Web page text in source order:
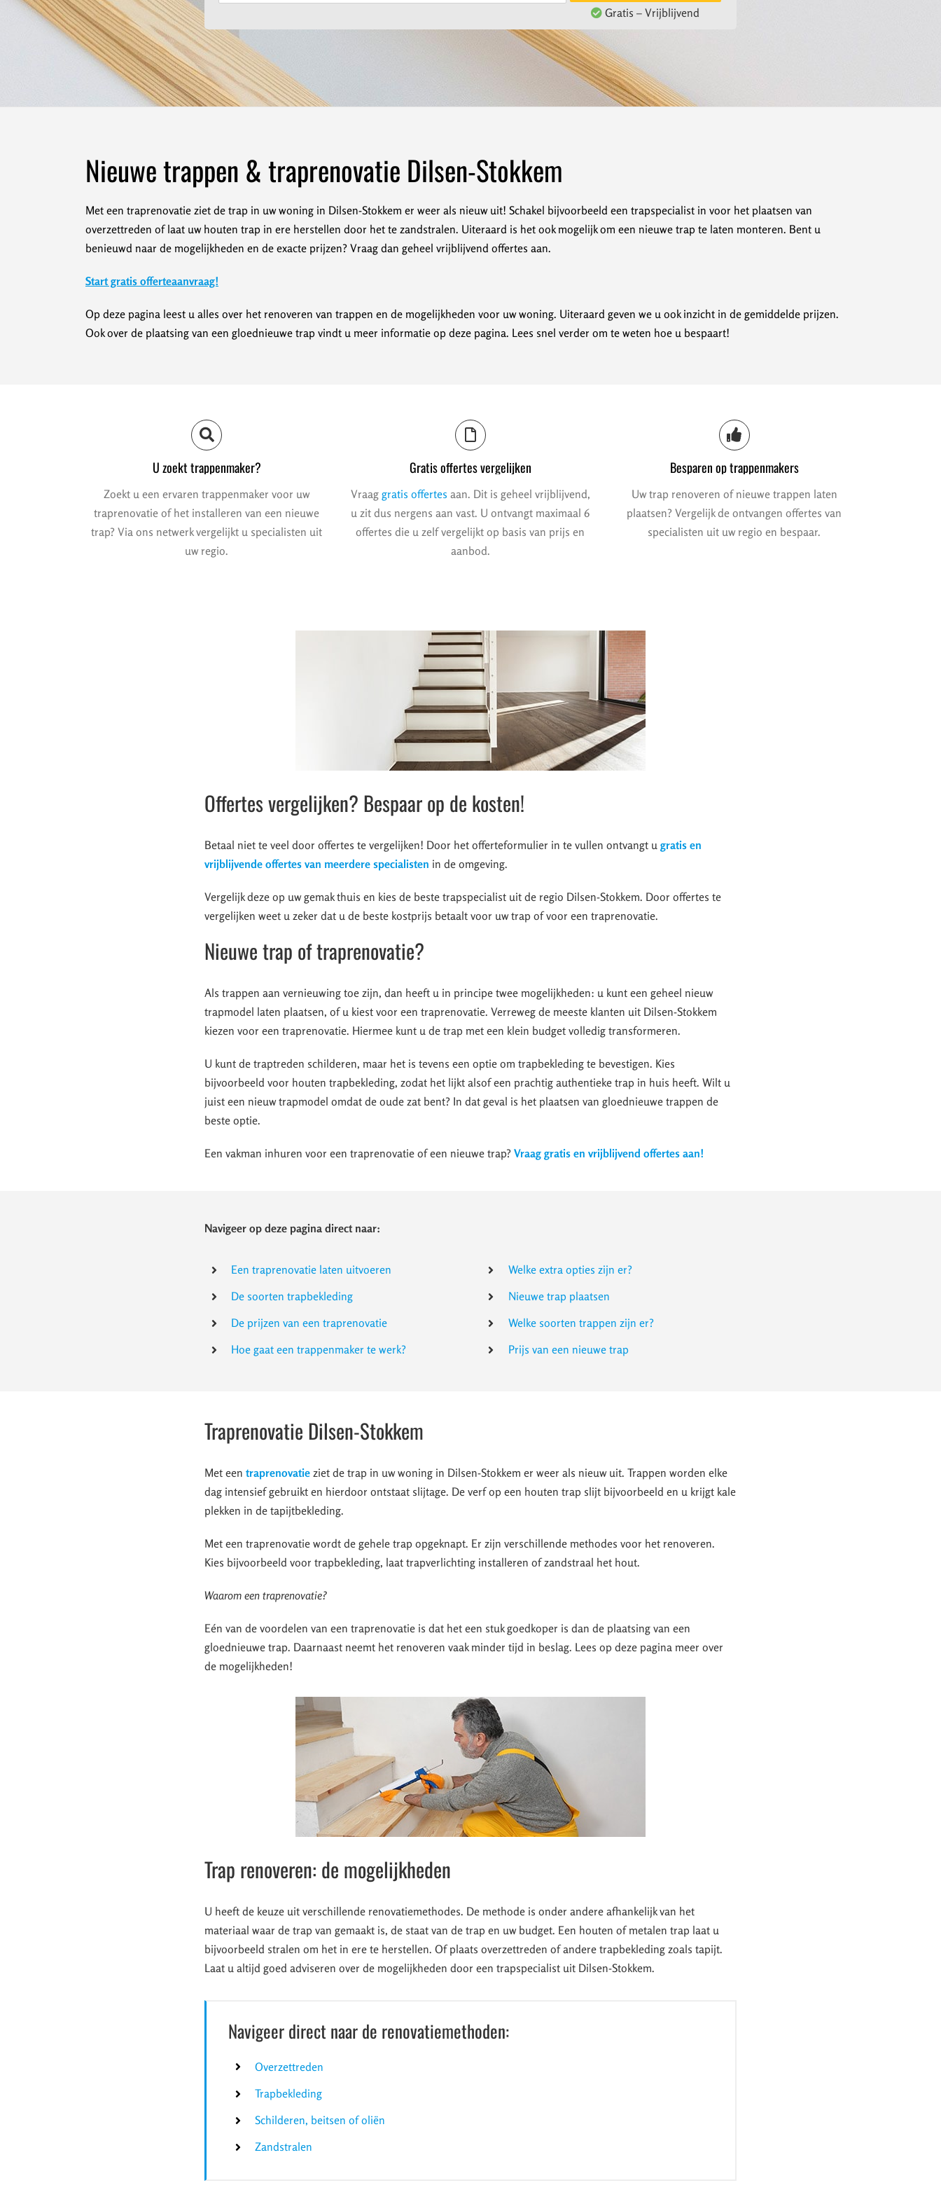
Gratis – Vrijblijvend
Nieuwe trappen & traprenovatie Dilsen-Stokkem
Met een traprenovatie ziet de trap in uw woning in Dilsen-Stokkem er weer als nieuw uit! Schakel bijvoorbeeld een trapspecialist in voor het plaatsen van
overzettreden of laat uw houten trap in ere herstellen door het te zandstralen. Uiteraard is het ook mogelijk om een nieuwe trap te laten monteren. Bent u
benieuwd naar de mogelijkheden en de exacte prijzen? Vraag dan geheel vrijblijvend offertes aan.
Start gratis offerteaanvraag!
Op deze pagina leest u alles over het renoveren van trappen en de mogelijkheden voor uw woning. Uiteraard geven we u ook inzicht in de gemiddelde prijzen.
Ook over de plaatsing van een gloednieuwe trap vindt u meer informatie op deze pagina. Lees snel verder om te weten hoe u bespaart!
U zoekt trappenmaker?
Zoekt u een ervaren trappenmaker voor uw
traprenovatie of het installeren van een nieuwe
trap? Via ons netwerk vergelijkt u specialisten uit
uw regio.
Gratis offertes vergelijken
Vraag gratis offertes aan. Dit is geheel vrijblijvend,
u zit dus nergens aan vast. U ontvangt maximaal 6
offertes die u zelf vergelijkt op basis van prijs en
aanbod.
Besparen op trappenmakers
Uw trap renoveren of nieuwe trappen laten
plaatsen? Vergelijk de ontvangen offertes van
specialisten uit uw regio en bespaar.
Offertes vergelijken? Bespaar op de kosten!
Betaal niet te veel door offertes te vergelijken! Door het offerteformulier in te vullen ontvangt u gratis en
vrijblijvende offertes van meerdere specialisten in de omgeving.
Vergelijk deze op uw gemak thuis en kies de beste trapspecialist uit de regio Dilsen-Stokkem. Door offertes te
vergelijken weet u zeker dat u de beste kostprijs betaalt voor uw trap of voor een traprenovatie.
Nieuwe trap of traprenovatie?
Als trappen aan vernieuwing toe zijn, dan heeft u in principe twee mogelijkheden: u kunt een geheel nieuw
trapmodel laten plaatsen, of u kiest voor een traprenovatie. Verreweg de meeste klanten uit Dilsen-Stokkem
kiezen voor een traprenovatie. Hiermee kunt u de trap met een klein budget volledig transformeren.
U kunt de traptreden schilderen, maar het is tevens een optie om trapbekleding te bevestigen. Kies
bijvoorbeeld voor houten trapbekleding, zodat het lijkt alsof een prachtig authentieke trap in huis heeft. Wilt u
juist een nieuw trapmodel omdat de oude zat bent? In dat geval is het plaatsen van gloednieuwe trappen de
beste optie.
Een vakman inhuren voor een traprenovatie of een nieuwe trap? Vraag gratis en vrijblijvend offertes aan!
Navigeer op deze pagina direct naar:
Een traprenovatie laten uitvoeren
De soorten trapbekleding
De prijzen van een traprenovatie
Hoe gaat een trappenmaker te werk?
Welke extra opties zijn er?
Nieuwe trap plaatsen
Welke soorten trappen zijn er?
Prijs van een nieuwe trap
Traprenovatie Dilsen-Stokkem
Met een traprenovatie ziet de trap in uw woning in Dilsen-Stokkem er weer als nieuw uit. Trappen worden elke
dag intensief gebruikt en hierdoor ontstaat slijtage. De verf op een houten trap slijt bijvoorbeeld en u krijgt kale
plekken in de tapijtbekleding.
Met een traprenovatie wordt de gehele trap opgeknapt. Er zijn verschillende methodes voor het renoveren.
Kies bijvoorbeeld voor trapbekleding, laat trapverlichting installeren of zandstraal het hout.
Waarom een traprenovatie?
Eén van de voordelen van een traprenovatie is dat het een stuk goedkoper is dan de plaatsing van een
gloednieuwe trap. Daarnaast neemt het renoveren vaak minder tijd in beslag. Lees op deze pagina meer over
de mogelijkheden!
Trap renoveren: de mogelijkheden
U heeft de keuze uit verschillende renovatiemethodes. De methode is onder andere afhankelijk van het
materiaal waar de trap van gemaakt is, de staat van de trap en uw budget. Een houten of metalen trap laat u
bijvoorbeeld stralen om het in ere te herstellen. Of plaats overzettreden of andere trapbekleding zoals tapijt.
Laat u altijd goed adviseren over de mogelijkheden door een trapspecialist uit Dilsen-Stokkem.
Navigeer direct naar de renovatiemethoden:
Overzettreden
Trapbekleding
Schilderen, beitsen of oliën
Zandstralen